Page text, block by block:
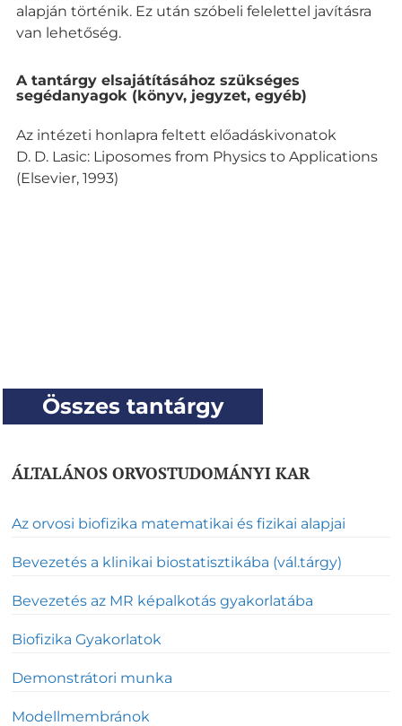
Összes tantárgy
ÁLTALÁNOS ORVOSTUDOMÁNYI KAR
Az orvosi biofizika matematikai és fizikai alapjai
Bevezetés a klinikai biostatisztikába (vál.tárgy)
Bevezetés az MR képalkotás gyakorlatába
Biofizika Gyakorlatok
Demonstrátori munka
Modellmembránok
alapján történik. Ez után szóbeli felelettel javításra
van lehetőség.
A tantárgy elsajátításához szükséges
segédanyagok (könyv, jegyzet, egyéb)
Az intézeti honlapra feltett előadáskivonatok
D. D. Lasic: Liposomes from Physics to Applications
(Elsevier, 1993)